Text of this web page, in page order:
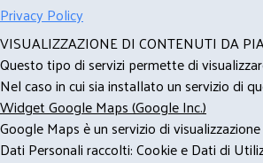
Privacy Policy
VISUALIZZAZIONE DI CONTENUTI DA
Questo tipo di servizi permette di
Nel caso in cui sia installato un servizio di
Widget Google Maps (Google Inc.)
Google Maps è un servizio di
Dati Personali raccolti: Cookie e Dati di